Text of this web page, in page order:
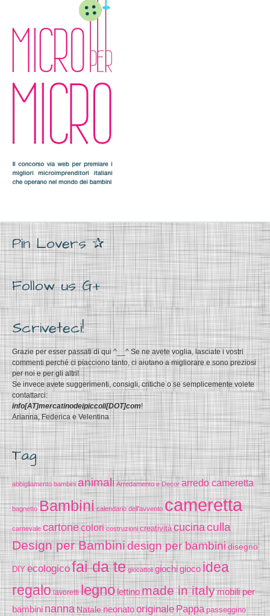
Pin Lovers ✰
Follow us G+
Scriveteci!
Grazie per esser passati di qui ^__^ Se ne avete voglia, lasciate i vostri
commenti perché ci piacciono tanto, ci aiutano a migliorare e sono preziosi
per noi e per gli altri!
Se invece avete suggerimenti, consigli, critiche o se semplicemente volete
contattarci:
info[AT]mercatinodeipiccoli[DOT]com!
Arianna, Federica e Velentina
Tag
abbigliamento bambini animali Arredamento e Decor arredo cameretta
bagnetto Bambini calendario dell'avvento cameretta
carnevale cartonecolori costruzioni creatività cucinaculla
Design per Bambinidesign per bambinidisegno
DIY ecologicofai da te giocattoli giochigioco idea
regalo lavoretti legno lettinomade in italymobili per
bambininannaNataleneonatooriginale Pappa passeggino